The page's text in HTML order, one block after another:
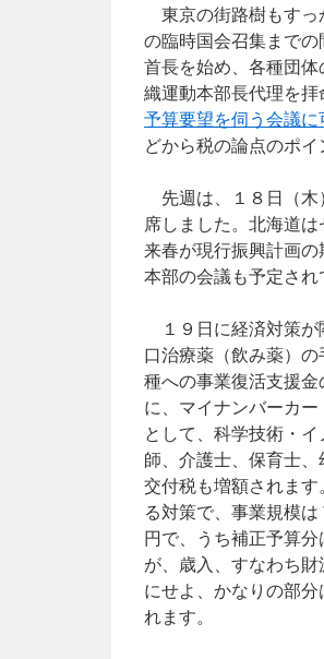
へ
ス
キ
プ
東京の街路樹もすっ
の臨時国会召集までの
首長を始め、各種団
織運動本部長代理を拝
予算要望を伺う会議に
どから税の論点のポイ
先週は、１８日（木
席しました。北海道
来春が現行振興計画
本部の会議も予定され
１９日に経済対策が
口治療薬（飲み薬）
種への事業復活支援
に、マイナンバーカ
として、科学技術・
師、介護士、保育士
交付税も増額されま
る対策で、事業規模
円で、うち補正予算
が、歳入、すなわち
にせよ、かなりの部
れます。